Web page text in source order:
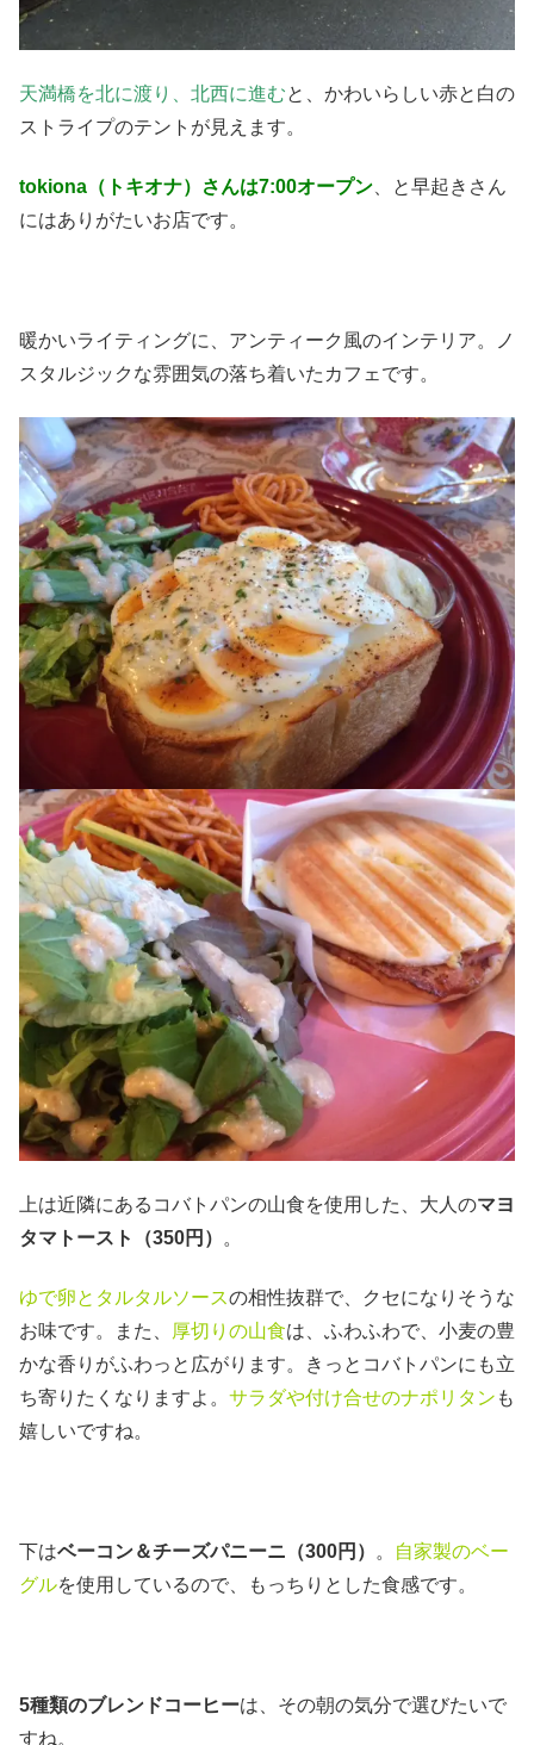
天満橋を北に渡り、北西に進むと、かわいらしい赤と白の
ストライプのテントが見えます。
tokiona（トキオナ）さんは7:00オープン 、と早起きさん
にはありがたいお店です。
暖かいライティングに、アンティーク風のインテリア。ノ
スタルジックな雰囲気の落ち着いたカフェです。
上は近隣にあるコバトパンの山食を使用した、大人のマヨ
タマトースト（350円）
。
ゆで卵とタルタルソースの相性抜群で、クセになりそうな
お味です。また、
厚切りの山食は、ふわふわで、小麦の豊
かな香りがふわっと広がります。きっとコバトパンにも立
ち寄りたくなりますよ。 サラダや付け合せのナポリタン も
嬉しいですね。
下はベーコン＆チーズパニーニ（300円） 。
自家製のベー
グルを使用しているので、もっちりとした食感です。
5種類のブレンドコーヒーは、その朝の気分で選びたいで
すね。